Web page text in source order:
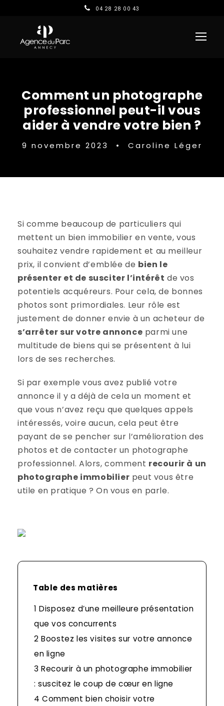
04 28 28 00 43
Comment un photographe
professionnel peut-il vous
aider à vendre votre bien ?
9 novembre 2023 • Caroline Léger
Si comme beaucoup de particuliers qui
mettent un bien immobilier en vente, vous
souhaitez vendre rapidement et au meilleur
prix, il convient d’emblée de bien le
présenter et de susciter l’intérêt de vos
potentiels acquéreurs. Pour cela, de bonnes
photos sont primordiales. Leur rôle est
justement de donner envie à un acheteur de
s’arrêter sur votre annonce parmi une
multitude de biens qui se présentent à lui
lors de ses recherches.
Si par exemple vous avez publié votre
annonce il y a déjà de cela un moment et
que vous n’avez reçu que quelques appels
intéressés, voire aucun, cela peut être
payant de se pencher sur l’amélioration des
photos et de contacter un photographe
professionnel. Alors, comment recourir à un
photographe immobilier peut vous être
utile en pratique ? On vous en parle.
Table des matières
1 Disposez d’une meilleure présentation
que vos concurrents
2 Boostez les visites sur votre annonce
en ligne
3 Recourir à un photographe immobilier
: suscitez le coup de cœur en ligne
4 Comment bien choisir votre